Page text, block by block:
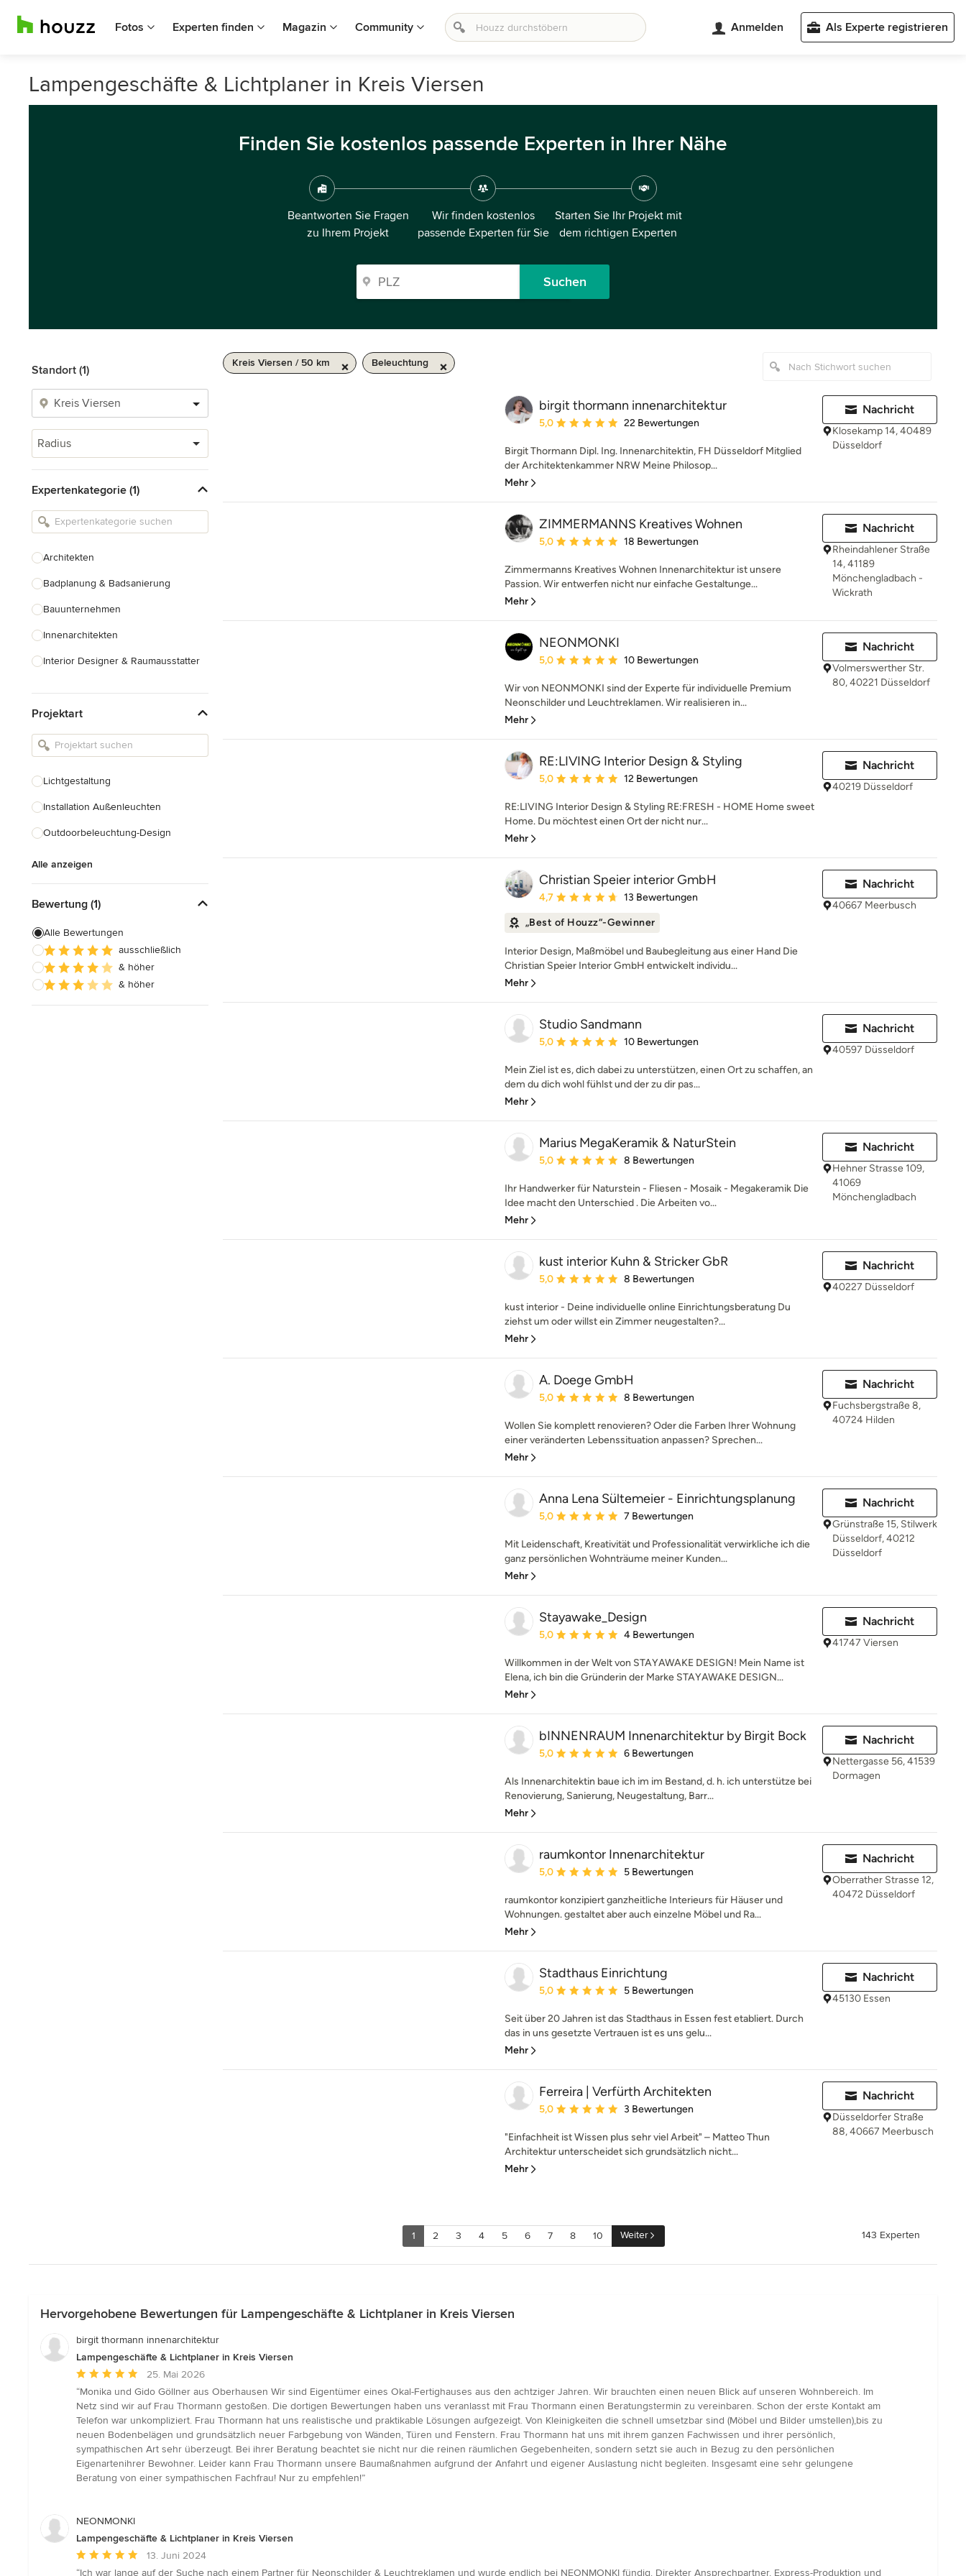
Fotos Experten finden Magazin Community Anmelden Als Experte registrieren
Lampengeschäfte & Lichtplaner in Kreis Viersen
Finden Sie kostenlos passende Experten in Ihrer Nähe
Beantworten Sie Fragen
zu Ihrem Projekt
Wir finden kostenlos
passende Experten für Sie
Starten Sie Ihr Projekt mit
dem richtigen Experten
Suchen
Standort (1)
Radius
Expertenkategorie (1)
Architekten
Badplanung & Badsanierung
Bauunternehmen
Innenarchitekten
Interior Designer & Raumausstatter
Landschaftsarchitekten
Armaturen & Sanitärbedarf
Einbauschränke
Projektart
Lichtgestaltung
Installation Außenleuchten
Outdoorbeleuchtung-Design
Alle anzeigen
Bewertung (1)
Alle Bewertungen
ausschließlich
& höher
& höher
Kreis Viersen / 50 km Beleuchtung
birgit thormann innenarchitektur
Durchschnittliche Bewertung: 5 von 5 Sternen
5,0 22 Bewertungen
Birgit Thormann Dipl. Ing. Innenarchitektin, FH Düsseldorf Mitglied
der Architektenkammer NRW Meine Philosop...
Mehr
Nachricht
Klosekamp 14, 40489
Düsseldorf
ZIMMERMANNS Kreatives Wohnen
Durchschnittliche Bewertung: 5 von 5 Sternen
5,0 18 Bewertungen
Zimmermanns Kreatives Wohnen Innenarchitektur ist unsere
Passion. Wir entwerfen nicht nur einfache Gestaltunge...
Mehr
Nachricht
Rheindahlener Straße
14, 41189
Mönchengladbach -
Wickrath
NEONMONKI
Durchschnittliche Bewertung: 5 von 5 Sternen
5,0 10 Bewertungen
Wir von NEONMONKI sind der Experte für individuelle Premium
Neonschilder und Leuchtreklamen. Wir realisieren in...
Mehr
Nachricht
Volmerswerther Str.
80, 40221 Düsseldorf
RE:LIVING Interior Design & Styling
Durchschnittliche Bewertung: 5 von 5 Sternen
5,0 12 Bewertungen
RE:LIVING Interior Design & Styling RE:FRESH - HOME Home sweet
Home. Du möchtest einen Ort der nicht nur...
Mehr
Nachricht
40219 Düsseldorf
Christian Speier interior GmbH
Durchschnittliche Bewertung: 4.7 von 5 Sternen
4,7 13 Bewertungen
„Best of Houzz“-Gewinner
Interior Design, Maßmöbel und Baubegleitung aus einer Hand Die
Christian Speier Interior GmbH entwickelt individu...
Mehr
Nachricht
40667 Meerbusch
Studio Sandmann
Durchschnittliche Bewertung: 5 von 5 Sternen
5,0 10 Bewertungen
Mein Ziel ist es, dich dabei zu unterstützen, einen Ort zu schaffen, an
dem du dich wohl fühlst und der zu dir pas...
Mehr
Nachricht
40597 Düsseldorf
Marius MegaKeramik & NaturStein
Durchschnittliche Bewertung: 5 von 5 Sternen
5,0 8 Bewertungen
Ihr Handwerker für Naturstein - Fliesen - Mosaik - Megakeramik Die
Idee macht den Unterschied . Die Arbeiten vo...
Mehr
Nachricht
Hehner Strasse 109,
41069
Mönchengladbach
kust interior Kuhn & Stricker GbR
Durchschnittliche Bewertung: 5 von 5 Sternen
5,0 8 Bewertungen
kust interior - Deine individuelle online Einrichtungsberatung Du
ziehst um oder willst ein Zimmer neugestalten?...
Mehr
Nachricht
40227 Düsseldorf
A. Doege GmbH
Durchschnittliche Bewertung: 5 von 5 Sternen
5,0 8 Bewertungen
Wollen Sie komplett renovieren? Oder die Farben Ihrer Wohnung
einer veränderten Lebenssituation anpassen? Sprechen...
Mehr
Nachricht
Fuchsbergstraße 8,
40724 Hilden
Anna Lena Sültemeier - Einrichtungsplanung
Durchschnittliche Bewertung: 5 von 5 Sternen
5,0 7 Bewertungen
Mit Leidenschaft, Kreativität und Professionalität verwirkliche ich die
ganz persönlichen Wohnträume meiner Kunden...
Mehr
Nachricht
Grünstraße 15, Stilwerk
Düsseldorf, 40212
Düsseldorf
Stayawake_Design
Durchschnittliche Bewertung: 5 von 5 Sternen
5,0 4 Bewertungen
Willkommen in der Welt von STAYAWAKE DESIGN! Mein Name ist
Elena, ich bin die Gründerin der Marke STAYAWAKE DESIGN...
Mehr
Nachricht
41747 Viersen
bINNENRAUM Innenarchitektur by Birgit Bock
Durchschnittliche Bewertung: 5 von 5 Sternen
5,0 6 Bewertungen
Als Innenarchitektin baue ich im im Bestand, d. h. ich unterstütze bei
Renovierung, Sanierung, Neugestaltung, Barr...
Mehr
Nachricht
Nettergasse 56, 41539
Dormagen
raumkontor Innenarchitektur
Durchschnittliche Bewertung: 5 von 5 Sternen
5,0 5 Bewertungen
raumkontor konzipiert ganzheitliche Interieurs für Häuser und
Wohnungen. gestaltet aber auch einzelne Möbel und Ra...
Mehr
Nachricht
Oberrather Strasse 12,
40472 Düsseldorf
Stadthaus Einrichtung
Durchschnittliche Bewertung: 5 von 5 Sternen
5,0 5 Bewertungen
Seit über 20 Jahren ist das Stadthaus in Essen fest etabliert. Durch
das in uns gesetzte Vertrauen ist es uns gelu...
Mehr
Nachricht
45130 Essen
Ferreira | Verfürth Architekten
Durchschnittliche Bewertung: 5 von 5 Sternen
5,0 3 Bewertungen
"Einfachheit ist Wissen plus sehr viel Arbeit" – Matteo Thun
Architektur unterscheidet sich grundsätzlich nicht...
Mehr
Nachricht
Düsseldorfer Straße
88, 40667 Meerbusch
1 2 3 4 5 6 7 8 10 Weiter 143 Experten
Hervorgehobene Bewertungen für Lampengeschäfte & Lichtplaner in Kreis Viersen
birgit thormann innenarchitektur
Lampengeschäfte & Lichtplaner in Kreis Viersen
Durchschnittliche
Bewertung:
5
von
5
Sternen
25. Mai 2026
“Monika und Gido Göllner aus Oberhausen Wir sind Eigentümer eines Okal-Fertighauses aus den achtziger Jahren. Wir brauchten einen neuen Blick auf unseren Wohnbereich. Im
Netz sind wir auf Frau Thormann gestoßen. Die dortigen Bewertungen haben uns veranlasst mit Frau Thormann einen Beratungstermin zu vereinbaren. Schon der erste Kontakt am
Telefon war unkompliziert. Frau Thormann hat uns realistische und praktikable Lösungen aufgezeigt. Von Kleinigkeiten die schnell umsetzbar sind (Möbel und Bilder umstellen),bis zu
neuen Bodenbelägen und grundsätzlich neuer Farbgebung von Wänden, Türen und Fenstern. Frau Thormann hat uns mit ihrem ganzen Fachwissen und ihrer persönlich,
sympathischen Art sehr überzeugt. Bei ihrer Beratung beachtet sie nicht nur die reinen räumlichen Gegebenheiten, sondern setzt sie auch in Bezug zu den persönlichen
Eigenartenihrer Bewohner. Leider kann Frau Thormann unsere Baumaßnahmen aufgrund der Anfahrt und eigener Auslastung nicht begleiten. Insgesamt eine sehr gelungene
Beratung von einer sympathischen Fachfrau! Nur zu empfehlen!”
NEONMONKI
Lampengeschäfte & Lichtplaner in Kreis Viersen
Durchschnittliche
Bewertung:
13. Juni 2024
“Ich war lange auf der Suche nach einem Partner für Neonschilder & Leuchtreklamen und wurde endlich bei NEONMONKI fündig. Direkter Ansprechpartner, Express-Produktion und